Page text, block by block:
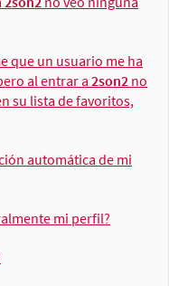
que un usuario me ha
al entrar a 2son2 no
su lista de favoritos,
automática de mi
mi perfil?